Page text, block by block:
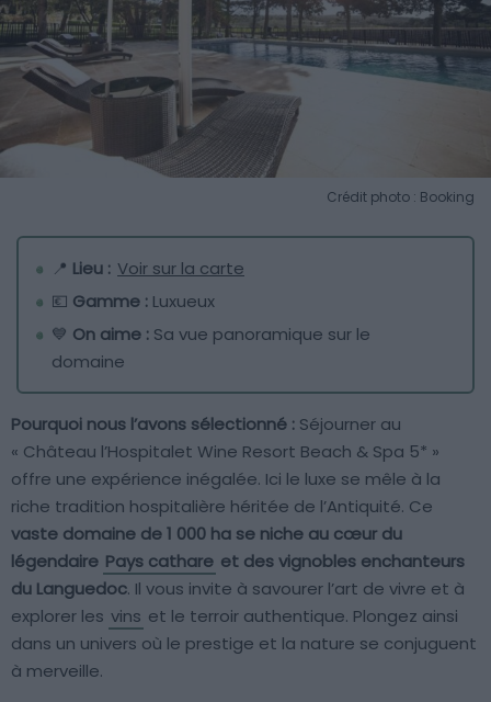
Crédit photo : Booking
📍 Lieu : Voir sur la carte
💶 Gamme : Luxueux
💙 On aime : Sa vue panoramique sur le
domaine
Pourquoi nous l’avons sélectionné : Séjourner au
« Château l’Hospitalet Wine Resort Beach & Spa 5* »
offre une expérience inégalée. Ici le luxe se mêle à la
riche tradition hospitalière héritée de l’Antiquité. Ce
vaste domaine de 1 000 ha se niche au cœur du
légendaire Pays cathare et des vignobles enchanteurs
du Languedoc. Il vous invite à savourer l’art de vivre et à
explorer les vins et le terroir authentique. Plongez ainsi
dans un univers où le prestige et la nature se conjuguent
à merveille.